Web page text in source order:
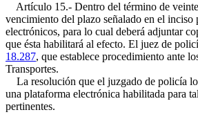
Artículo 15.- Dentro del término de veinte
vencimiento del plazo señalado en el
electrónicos, para lo cual deberá adjuntar
que ésta habilitará al efecto. El juez de
18.287, que establece procedimiento ante
Transportes.
La resolución que el juzgado de policía
una plataforma electrónica habilitada para
pertinentes.